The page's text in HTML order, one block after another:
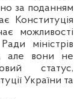
за поданням
Конституція
можливості
міністрів
але вони не
статус,
України та